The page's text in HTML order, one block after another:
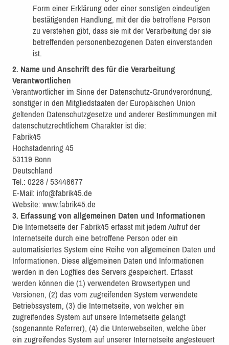
Form einer Erklärung oder einer sonstigen eindeutigen
bestätigenden Handlung, mit der die betroffene Person
zu verstehen gibt, dass sie mit der Verarbeitung der sie
betreffenden personenbezogenen Daten einverstanden
ist.
2. Name und Anschrift des für die Verarbeitung
Verantwortlichen
Verantwortlicher im Sinne der Datenschutz-Grundverordnung,
sonstiger in den Mitgliedstaaten der Europäischen Union
geltenden Datenschutzgesetze und anderer Bestimmungen mit
datenschutzrechtlichem Charakter ist die:
Fabrik45
Hochstadenring 45
53119 Bonn
Deutschland
Tel.: 0228 / 53448677
E-Mail: info@fabrik45.de
Website: www.fabrik45.de
3. Erfassung von allgemeinen Daten und Informationen
Die Internetseite der Fabrik45 erfasst mit jedem Aufruf der
Internetseite durch eine betroffene Person oder ein
automatisiertes System eine Reihe von allgemeinen Daten und
Informationen. Diese allgemeinen Daten und Informationen
werden in den Logfiles des Servers gespeichert. Erfasst
werden können die (1) verwendeten Browsertypen und
Versionen, (2) das vom zugreifenden System verwendete
Betriebssystem, (3) die Internetseite, von welcher ein
zugreifendes System auf unsere Internetseite gelangt
(sogenannte Referrer), (4) die Unterwebseiten, welche über
ein zugreifendes System auf unserer Internetseite angesteuert